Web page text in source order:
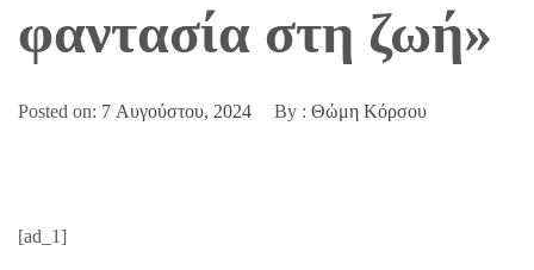
φαντασία στη ζωή»
Posted on: 7 Αυγούστου, 2024 By : Θώμη Κόρσου
[ad_1]